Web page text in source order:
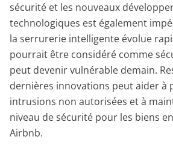
sécurité et les nouveaux
technologiques est également
la serrurerie intelligente évolue
pourrait être considéré comme
peut devenir vulnérable demain.
dernières innovations peut aider à
intrusions non autorisées et à
niveau de sécurité pour les biens
Airbnb.